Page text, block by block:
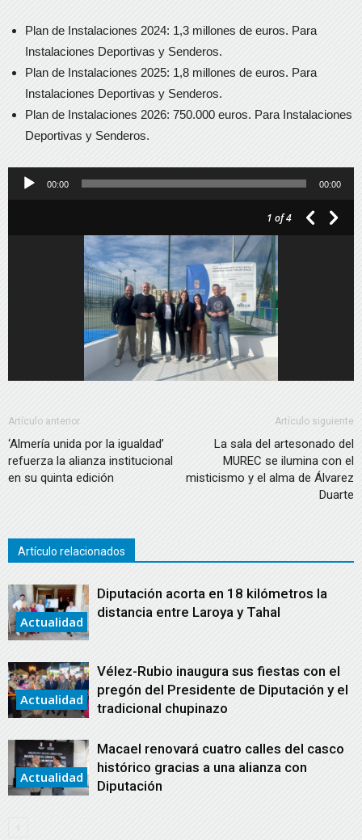
Plan de Instalaciones 2024: 1,3 millones de euros. Para
Instalaciones Deportivas y Senderos.
Plan de Instalaciones 2025: 1,8 millones de euros. Para
Instalaciones Deportivas y Senderos.
Plan de Instalaciones 2026: 750.000 euros. Para Instalaciones
Deportivas y Senderos.
Reproductor
00:00 00:00
1 of 4
Artículo anterior
‘Almería unida por la igualdad’
refuerza la alianza institucional
en su quinta edición
Artículo siguiente
La sala del artesonado del
MUREC se ilumina con el
misticismo y el alma de Álvarez
Duarte
Artículo relacionados
Actualidad
Diputación acorta en 18 kilómetros la
distancia entre Laroya y Tahal
Actualidad
Vélez-Rubio inaugura sus fiestas con el
pregón del Presidente de Diputación y el
tradicional chupinazo
Actualidad
Macael renovará cuatro calles del casco
histórico gracias a una alianza con
Diputación